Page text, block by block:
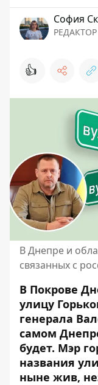
София
РЕДАКТОР
👍
В Днепре и
связанных с
В Покрове
улицу
генерала
самом
будет. Мэр
названия
ныне жив,